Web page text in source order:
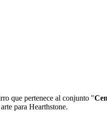
que pertenece al conjunto "
para Hearthstone.